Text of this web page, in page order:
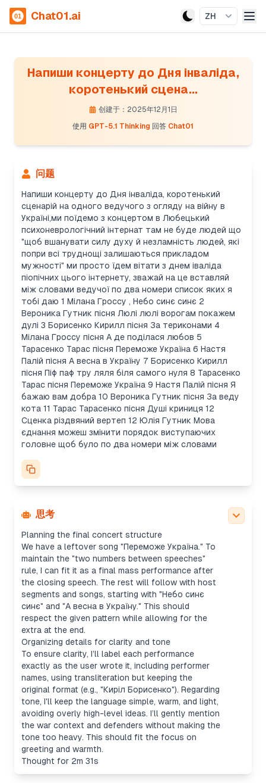
Chat01.ai ZH
Напиши концерту до Дня інваліда,
коротенький сцена...
创建于：2025年12月1日
使用 GPT-5.1 Thinking 回答 Chat01
问题
Напиши концерту до Дня інваліда, коротенький
сценарій на одного ведучого з огляду на війну в
Україні,ми поїдемо з концертом в Любецький
психоневрологічний інтернат там не буде людей що
"щоб вшанувати силу духу й незламність людей, які
попри всі труднощі залишаються прикладом
мужності" ми просто їдем вітати з днем іваліда
піопічних цього інтернету, зважай на це вставляй
між словами ведучої по два номери список яких я
тобі даю 1 Мілана Гроссу , Небо синє синє 2
Вероника Гутник пісня Люлі люлі ворогам покажем
дулі 3 Борисенко Кирилл пісня За териконами 4
Мілана Гроссу пісня А де поділася любов 5
Тарасенко Тарас пісня Переможе Україна 6 Настя
Палій пісня А весна в Україну 7 Борисенко Кирилл
пісня Піф паф тру ляля біля самого нуля 8 Тарасенко
Тарас пісня Переможе Україна 9 Настя Палій пісня Я
бажаю вам добра 10 Вероника Гутник пісня За веду
кота 11 Тарас Тарасенко пісня Душі криниця 12
Сценка різдвяний вертеп 12 Юлія Гутник Мова
єднання можеш змінити порядок виступаючих
головне щоб було по два номери між словами
思考
The user provided a list of 12 performers with
songs and one skit (with a typo, making 13 items).
They want two performances between each
list as needed. I'll keep the structure simple: host
speech, two performances, repeat.
The user has 13 items and wants two
performances between each host's speech. Since
leaving the last item for the final block. The
Structuring with 13 items, and adjusting for one
block of 3
The user’s list has 13 items, with the possibility of
merging songs or adding a song to the last block. I
plan to group 12 items in 6 blocks of 2
performances, leaving the last as a block of 3.
The script will include a warm greeting and a
reference to the Day of Persons with Disabilities.
Creating a warm, simple concert script with
context and order
The user wants a short, simple script with cheerful
language, focusing on celebration and support.
The script incorporates truths about the ongoing
war but avoids heavy talk of heroism. I need 5-7
host speeches, each introducing two
performances, with light references to the Day of
Persons with Disabilities. I’ll structure the program
with a positive, uplifting tone, using the normalized
Ukrainian language. The concert order will be
adjusted to reflect thematic flow.
Structuring concert segments with thematic flow
I’ll organize the concert by thematic segments.
The first will be warm and patriotic, focusing on
Ukraine and peace. The next will highlight spring
and war, followed by humorous and playful songs.
Later, I’ll turn to love and joy, leading into the final
segment with Christmas and unity themes. Each
flow. This should give a nice structure for the
Planning the final concert structure
We have a leftover song "Переможе Україна." To
maintain the "two numbers between speeches"
rule, I can fit it as a final mass performance after
the closing speech. The rest will follow with host
segments and songs, starting with "Небо синє
синє" and "А весна в Україну." This should
respect the given pattern while allowing for the
extra at the end.
Organizing details for clarity and tone
To ensure clarity, I’ll label each performance
exactly as the user wrote it, including performer
names, using transliteration but keeping the
original format (e.g., "Киріл Борисенко"). Regarding
tone, I'll keep the language simple, warm, and light,
avoiding overly high-level ideas. I’ll gently mention
the war context and defenders without making the
tone too heavy. This should fit the focus on
greeting and warmth.
Thought for 2m 31s